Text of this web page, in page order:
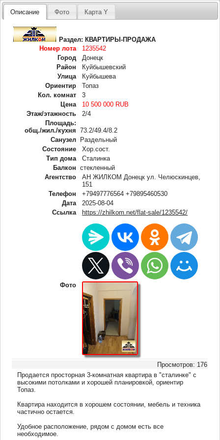
Описание Фото Карта Y
Раздел:КВАРТИРЫ-ПРОДАЖА
Номер лота
1235542
Город
Донецк
Район
Куйбышевский
Улица
Куйбышева
Ориентир
Топаз
Кол. комнат
3
Цена
10 500 000 RUB
Этаж/этажность
2/4
Площадь:
общ./жил./кухня
73.2/49.4/8.2
Санузел Раздельный
Состояние
Хор.сост.
Тип дома
Сталинка
Балкон
стекленный
Агентство
АН ЖИЛКОМ Донецк ул. Челюскинцев,
151
Телефон
+79497776564 +79895460530
Дата
2025-08-04
Ссылка
https://zhilkom.net/flat-sale/1235542/
Фото
Просмотров: 176
Продается просторная 3-комнатная квартира в "сталинке" с
высокими потолками и хорошей планировкой, ориентир
Топаз.
Квартира находится в хорошем состоянии, мебель и техника
частично остается.
Удобное расположение, рядом с домом есть все
необходимое.